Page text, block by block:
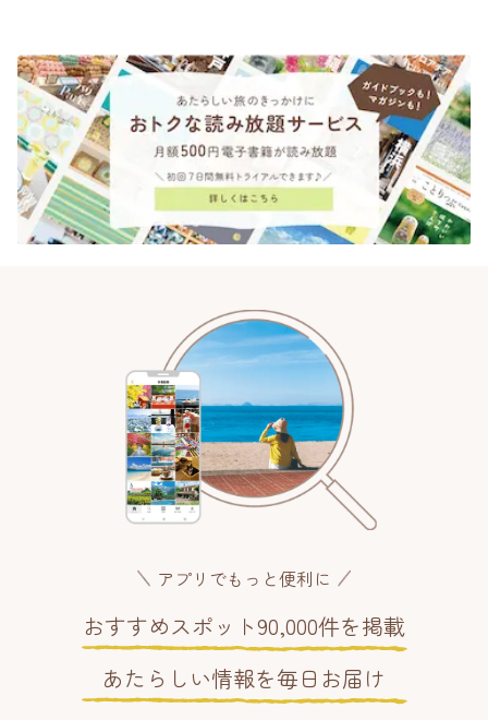
アプリでもっと便利に
おすすめスポット90,000件を掲載
あたらしい情報を毎日お届け